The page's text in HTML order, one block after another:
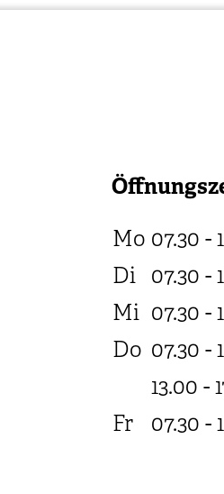
Mo 07.30 -
Di 07.30 -
Mi 07.30 -
Do 07.30 -
13.00 -
Fr
07.30 -